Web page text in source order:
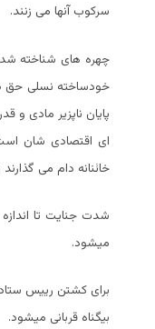
سرکوب آنها می زنند.
چهره های شناخته
خودساخته نسلی حق
پایان ناپزیر مادی
ای اقتصادی شان است
خائنانه دام می
شدت جنایت تا
میشود.
برای کشتن رییس
بیگناه قربانی میشود.